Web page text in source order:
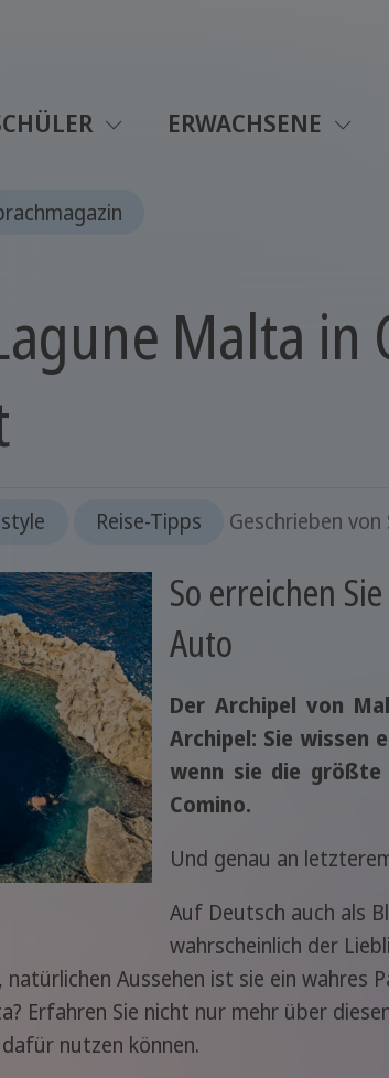
ERWACHSENE
Malta
Reise-Tipps Geschrieben von
So erreichen
Auto
Der Archipel von
Archipel: Sie wissen
wenn sie die größte
Comino.
Und genau an
Auf Deutsch auch als
wahrscheinlich der
Aussehen ist sie ein wahres
Erfahren Sie nicht nur mehr über
nutzen können.